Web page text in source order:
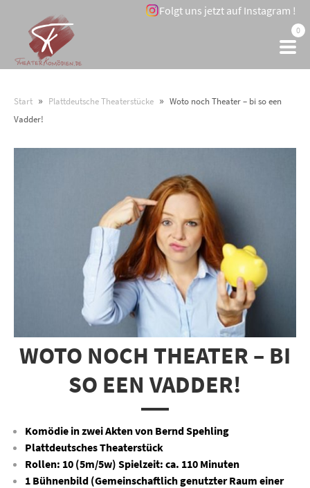
Folgt uns jetzt auf Instagram !
0
Start » Plattdeutsche Theaterstücke » Woto noch Theater – bi so een
Vadder!
WOTO NOCH THEATER – BI
SO EEN VADDER!
Komödie in zwei Akten von Bernd Spehling
Plattdeutsches Theaterstück
Rollen: 10 (5m/5w) Spielzeit: ca. 110 Minuten
1 Bühnenbild (Gemeinschaftlich genutzter Raum einer